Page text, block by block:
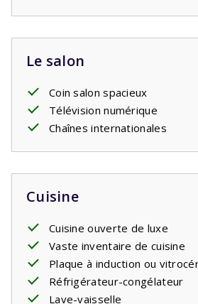
Le salon
Coin salon spacieux
Télévision numérique
Chaînes internationales
Cuisine
Cuisine ouverte de luxe
Vaste inventaire de cuisine
Plaque à induction ou
Réfrigérateur-congélateur
Lave-vaisselle